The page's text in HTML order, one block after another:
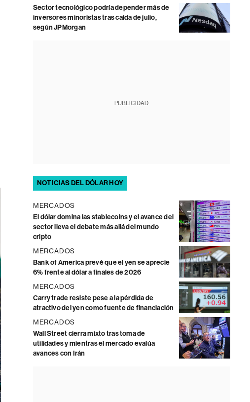
Sector tecnológico podría depender más de
inversores minoristas tras caída de julio,
según JPMorgan
PUBLICIDAD
NOTICIAS DEL DÓLAR HOY
MERCADOS
El dólar domina las stablecoins y el avance del
sector lleva el debate más allá del mundo
cripto
MERCADOS
Bank of America prevé que el yen se aprecie
6% frente al dólar a finales de 2026
MERCADOS
Carry trade resiste pese a la pérdida de
atractivo del yen como fuente de financiación
MERCADOS
Wall Street cierra mixto tras toma de
utilidades y mientras el mercado evalúa
avances con Irán